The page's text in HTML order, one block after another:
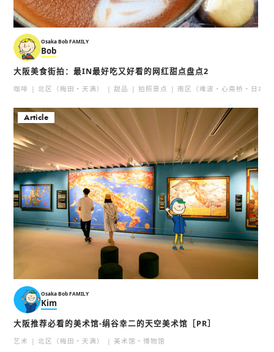
Osaka Bob FAMILY
Bob
大阪美食街拍：最IN最好吃又好看的网红甜点盘点2
咖啡 北区（梅田・天满） 甜品 拍照景点 南区（难波・心斋桥・日本
Article
Osaka Bob FAMILY
Kim
大阪推荐必看的美术馆-绢谷幸二的天空美术馆［PR］
艺术 北区（梅田・天满） 美术馆・博物馆